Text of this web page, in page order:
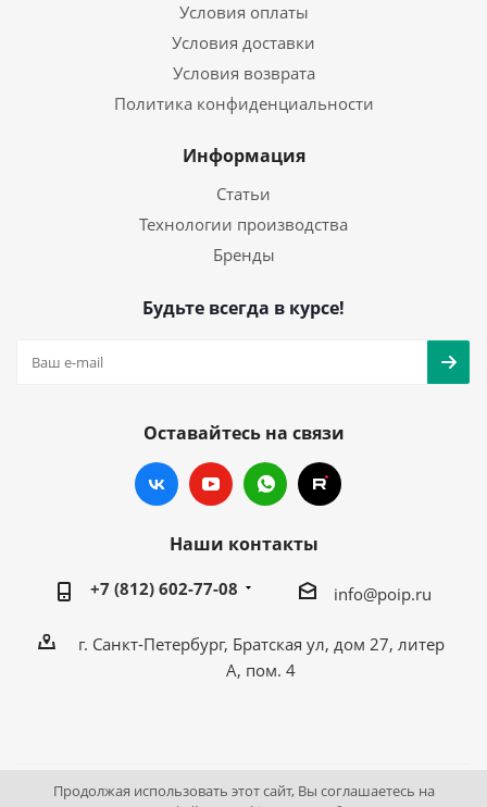
Условия оплаты
Условия доставки
Условия возврата
Политика конфиденциальности
Информация
Статьи
Технологии производства
Бренды
Будьте всегда в курсе!
Оставайтесь на связи
Наши контакты
+7 (812) 602-77-08 info@poip.ru
г. Санкт-Петербург, Братская ул, дом 27, литер
А, пом. 4
Продолжая использовать этот сайт, Вы соглашаетесь на